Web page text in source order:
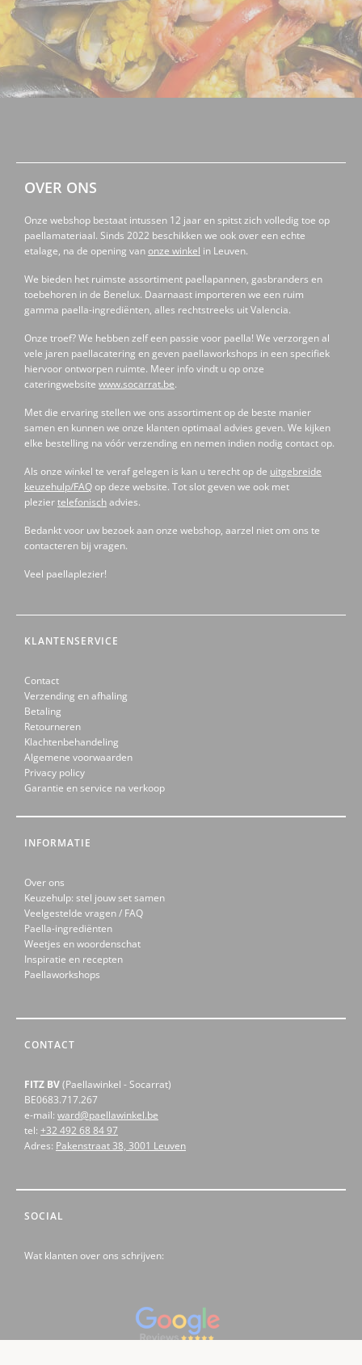
OVER ONS
Onze webshop bestaat intussen 12 jaar en spitst zich volledig toe op
paellamateriaal. Sinds 2022 beschikken we ook over een echte
etalage, na de opening vanonze winkel in Leuven.
We bieden het ruimste assortiment paellapannen, gasbranders en
toebehoren in de Benelux. Daarnaast importeren we een ruim
gamma paella-ingrediënten, alles rechtstreeks uit Valencia.
Onze troef? We hebben zelf een passie voor paella! We verzorgen al
vele jaren paellacatering en geven paellaworkshops in een specifiek
hiervoor ontworpen ruimte. Meer info vindt u op onze
cateringwebsite www.socarrat.be.
Met die ervaring stellen we ons assortiment op de beste manier
samen en kunnen we onze klanten optimaal advies geven. We kijken
elke bestelling na vóór verzending en nemen indien nodig contact op.
Als onze winkel te veraf gelegen is kan u terecht op de uitgebreide
keuzehulp/FAQop deze website. Tot slot geven we ook met
pleziertelefonischadvies.
Bedankt voor uw bezoek aan onze webshop, aarzel niet om ons te
contacteren bij vragen.
Veel paellaplezier!
KLANTENSERVICE
Contact
Verzending en afhaling
Betaling
Retourneren
Klachtenbehandeling
Algemene voorwaarden
Privacy policy
Garantie en service na verkoop
INFORMATIE
Over ons
Keuzehulp: stel jouw set samen
Veelgestelde vragen / FAQ
Paella-ingrediënten
Weetjes en woordenschat
Inspiratie en recepten
Paellaworkshops
CONTACT
FITZ BV(Paellawinkel - Socarrat)
BE0683.717.267
e-mail: ward@paellawinkel.be
tel: +32 492 68 84 97
Adres: Pakenstraat 38, 3001 Leuven
SOCIAL
Wat klanten over ons schrijven: